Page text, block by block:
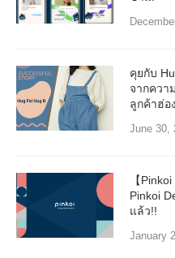
คุยกับ
จากควา
ลูกค้าฮ่อ
June 30,
【
Pinkoi
แล้ว!!
January